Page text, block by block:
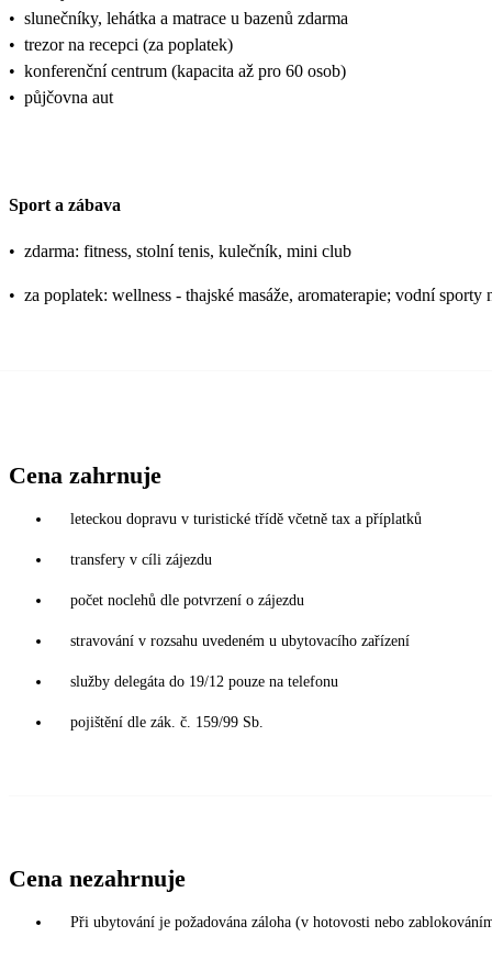
• slunečníky, lehátka a matrace u bazenů zdarma
• trezor na recepci (za poplatek)
• konferenční centrum (kapacita až pro 60 osob)
• půjčovna aut
Sport a zábava
• zdarma: fitness, stolní tenis, kulečník, mini club
• za poplatek: wellness - thajské masáže, aromaterapie; vodní sporty
Cena zahrnuje
leteckou dopravu v turistické třídě včetně tax a příplatků
transfery v cíli zájezdu
počet noclehů dle potvrzení o zájezdu
stravování v rozsahu uvedeném u ubytovacího zařízení
služby delegáta do 19/12 pouze na telefonu
pojištění dle zák. č. 159/99 Sb.
Cena nezahrnuje
Při ubytování je požadována záloha (v hotovosti nebo